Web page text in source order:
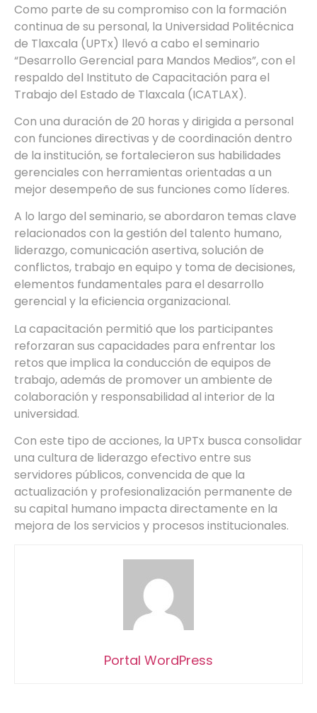
Como parte de su compromiso con la formación
continua de su personal, la Universidad Politécnica
de Tlaxcala (UPTx) llevó a cabo el seminario
“Desarrollo Gerencial para Mandos Medios”, con el
respaldo del Instituto de Capacitación para el
Trabajo del Estado de Tlaxcala (ICATLAX).
Con una duración de 20 horas y dirigida a personal
con funciones directivas y de coordinación dentro
de la institución, se fortalecieron sus habilidades
gerenciales con herramientas orientadas a un
mejor desempeño de sus funciones como líderes.
A lo largo del seminario, se abordaron temas clave
relacionados con la gestión del talento humano,
liderazgo, comunicación asertiva, solución de
conflictos, trabajo en equipo y toma de decisiones,
elementos fundamentales para el desarrollo
gerencial y la eficiencia organizacional.
La capacitación permitió que los participantes
reforzaran sus capacidades para enfrentar los
retos que implica la conducción de equipos de
trabajo, además de promover un ambiente de
colaboración y responsabilidad al interior de la
universidad.
Con este tipo de acciones, la UPTx busca consolidar
una cultura de liderazgo efectivo entre sus
servidores públicos, convencida de que la
actualización y profesionalización permanente de
su capital humano impacta directamente en la
mejora de los servicios y procesos institucionales.
Portal WordPress